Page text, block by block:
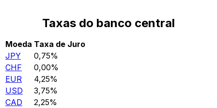
Taxas do banco central
Moeda Taxa de Juro
JPY
0,75%
CHF
0,00%
EUR
4,25%
USD
3,75%
CAD
2,25%